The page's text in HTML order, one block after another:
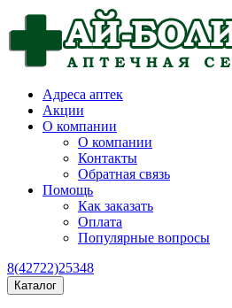
Адреса аптек
Акции
О компании
О компании
Контакты
Обратная связь
Помощь
Как заказать
Оплата
Популярные вопросы
8(42722)25348
Каталог